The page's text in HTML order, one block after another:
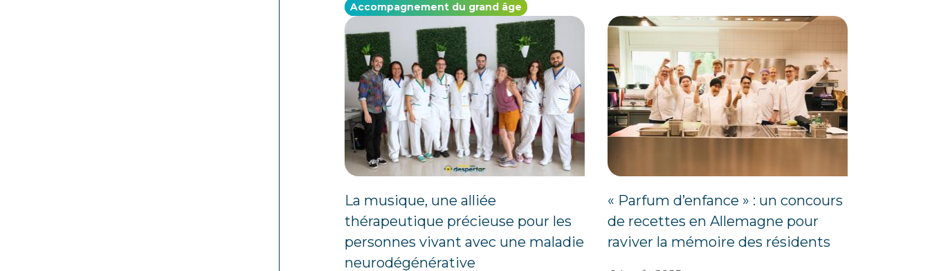
Accompagnement du grand âge
La musique, une alliée
thérapeutique précieuse pour les
personnes vivant avec une maladie
neurodégénérative
« Parfum d’enfance » : un concours
de recettes en Allemagne pour
raviver la mémoire des résidents